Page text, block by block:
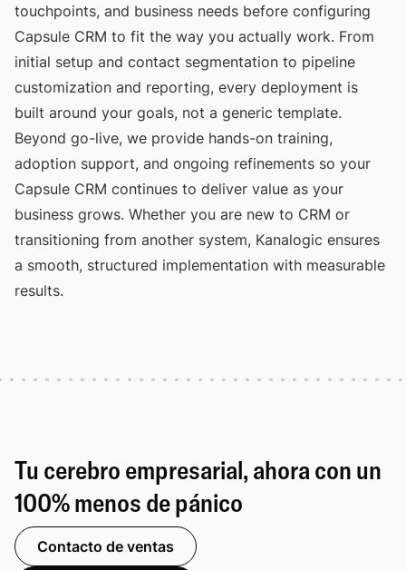
touchpoints, and business needs before configuring
Capsule CRM to fit the way you actually work. From
initial setup and contact segmentation to pipeline
customization and reporting, every deployment is
built around your goals, not a generic template.
Beyond go-live, we provide hands-on training,
adoption support, and ongoing refinements so your
Capsule CRM continues to deliver value as your
business grows. Whether you are new to CRM or
transitioning from another system, Kanalogic ensures
a smooth, structured implementation with measurable
results.
Tu cerebro empresarial, ahora con un
100% menos de pánico
Contacto de ventas